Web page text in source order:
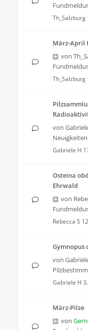
Th_Salzburg
März-April
von
Th_Salzburg
von
Gabriele H
Osteina
Ehrwald
von
Rebecca S
Gymnopus
von
Gabriele H
März-Pilze
von